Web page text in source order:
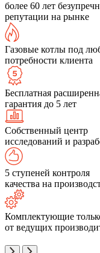
более 60 лет
репутации на рынке
Газовые котлы под
потребности клиента
Бесплатная
гарантия до 5 лет
Собственный центр
исследований и
5 ступеней контроля
качества на
Комплектующие
от ведущих